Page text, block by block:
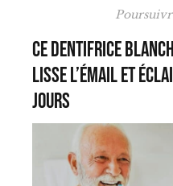
Ce dentifrice
lisse l’émail et
jours